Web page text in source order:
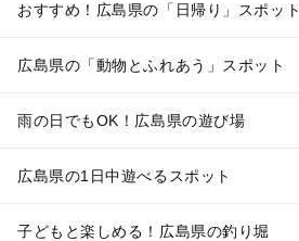
おすすめ！広島県の「日帰り」スポット
広島県の「動物とふれあう」スポット
雨の日でもOK！広島県の遊び場
広島県の1日中遊べるスポット
子どもと楽しめる！広島県の釣り堀